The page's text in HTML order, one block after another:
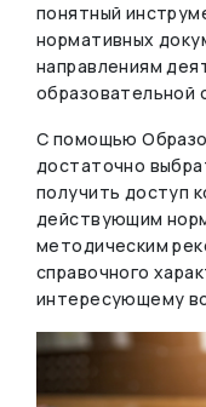
понятный
нормативных
направлениям
образовательной
С помощью
достаточно
получить доступ
действующим
методическим
справочного
интересующему